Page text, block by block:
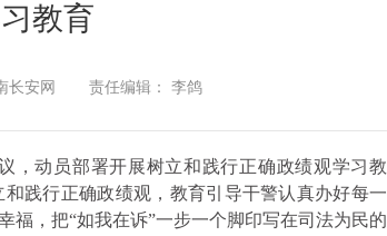
教育
长安网 责任编辑： 李鸽
，动员部署开展树立和践行正确政绩观学习教
践行正确政绩观，教育引导干警认真办好每一
福，把“如我在诉”一步一个脚印写在司法为民的